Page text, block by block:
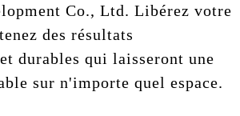
Co., Ltd. Libérez votre
des résultats
durables qui laisseront une
sur n'importe quel espace.